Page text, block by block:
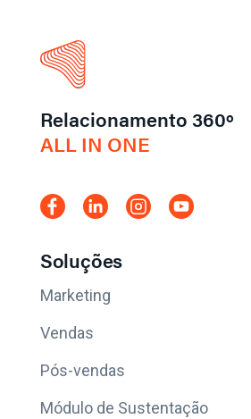
Relacionamento 360º
ALL IN ONE
Soluções
Marketing
Vendas
Pós-vendas
Módulo de Sustentação